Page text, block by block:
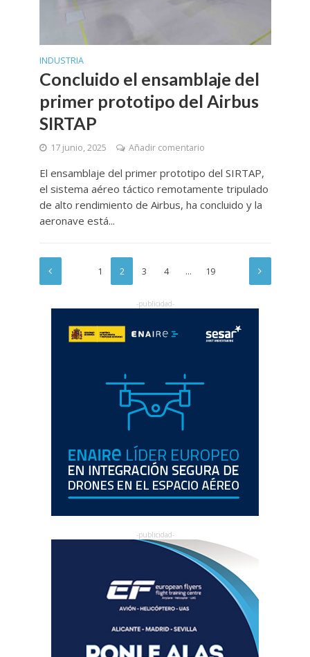
INDUSTRIA
Concluido el ensamblaje del
primer prototipo del Airbus
SIRTAP
17 junio, 2025 Añadir comentario
El ensamblaje del primer prototipo del SIRTAP,
el sistema aéreo táctico remotamente tripulado
de alto rendimiento de Airbus, ha concluido y la
aeronave está...
1 2 3 4 … 19